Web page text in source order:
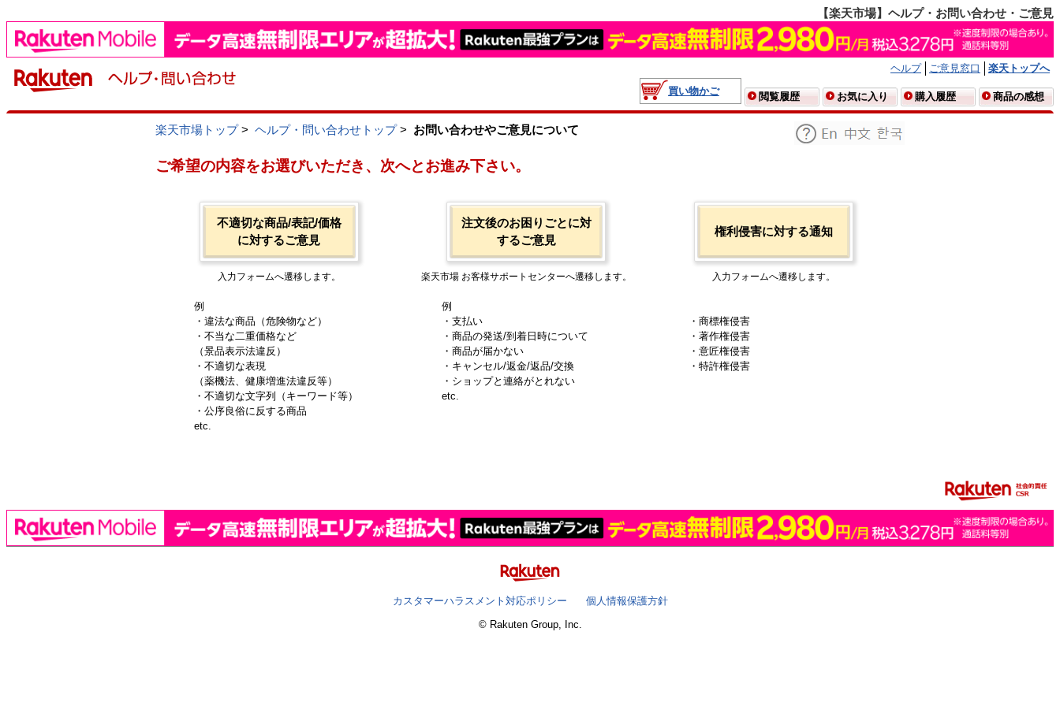
【楽天市場】ヘルプ・お問い合わせ・ご意見
ヘルプ ご意見窓口
楽天トップへ
買い物かご
閲覧履歴 お気に入り 購入履歴 商品の感想
楽天市場トップ> ヘルプ・問い合わせトップ> お問い合わせやご意見について
ご希望の内容をお選びいただき、次へとお進み下さい。
不適切な商品/表記/価格
に対するご意見
入力フォームへ遷移します。
例
・違法な商品（危険物など）
・不当な二重価格など
（景品表示法違反）
・不適切な表現
（薬機法、健康増進法違反等）
・不適切な文字列（キーワード等）
・公序良俗に反する商品
etc.
注文後のお困りごとに対
するご意見
楽天市場 お客様サポートセンターへ遷移します。
例
・支払い
・商品の発送/到着日時について
・商品が届かない
・キャンセル/返金/返品/交換
・ショップと連絡がとれない
etc.
権利侵害に対する通知
入力フォームへ遷移します。
・商標権侵害
・著作権侵害
・意匠権侵害
・特許権侵害
カスタマーハラスメント対応ポリシー
個人情報保護方針
© Rakuten Group, Inc.